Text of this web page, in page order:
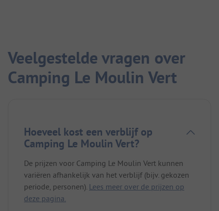
Veelgestelde vragen over
Camping Le Moulin Vert
Hoeveel kost een verblijf op
Camping Le Moulin Vert?
De prijzen voor Camping Le Moulin Vert kunnen
variëren afhankelijk van het verblijf (bijv. gekozen
periode, personen). Lees meer over de prijzen op
deze pagina.